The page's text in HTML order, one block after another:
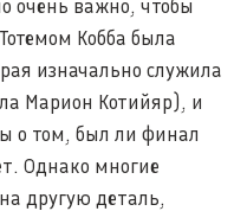
очень важно, чтобы
Кобба была
изначально служила
Марион Котийяр), и
о том, был ли финал
Однако многие
другую деталь,